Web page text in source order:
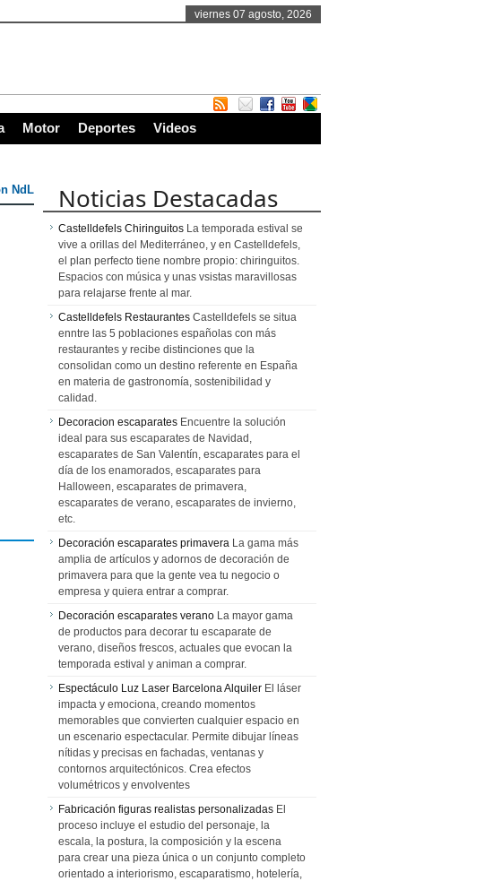
viernes 07 agosto, 2026
Motor Deportes Videos
NdL Noticias Destacadas
Castelldefels Chiringuitos La temporada estival se
vive a orillas del Mediterráneo, y en Castelldefels,
el plan perfecto tiene nombre propio: chiringuitos.
Espacios con música y unas vsistas maravillosas
para relajarse frente al mar.
Castelldefels Restaurantes Castelldefels se situa
enntre las 5 poblaciones españolas con más
restaurantes y recibe distinciones que la
consolidan como un destino referente en España
en materia de gastronomía, sostenibilidad y
calidad.
Decoracion escaparates Encuentre la solución
ideal para sus escaparates de Navidad,
escaparates de San Valentín, escaparates para el
día de los enamorados, escaparates para
Halloween, escaparates de primavera,
escaparates de verano, escaparates de invierno,
etc.
Decoración escaparates primavera La gama más
amplia de artículos y adornos de decoración de
primavera para que la gente vea tu negocio o
empresa y quiera entrar a comprar.
Decoración escaparates verano La mayor gama
de productos para decorar tu escaparate de
verano, diseños frescos, actuales que evocan la
temporada estival y animan a comprar.
Espectáculo Luz Laser Barcelona Alquiler El láser
impacta y emociona, creando momentos
memorables que convierten cualquier espacio en
un escenario espectacular. Permite dibujar líneas
nítidas y precisas en fachadas, ventanas y
contornos arquitectónicos. Crea efectos
volumétricos y envolventes
Fabricación figuras realistas personalizadas El
proceso incluye el estudio del personaje, la
escala, la postura, la composición y la escena
para crear una pieza única o un conjunto completo
orientado a interiorismo, escaparatismo, hotelería,